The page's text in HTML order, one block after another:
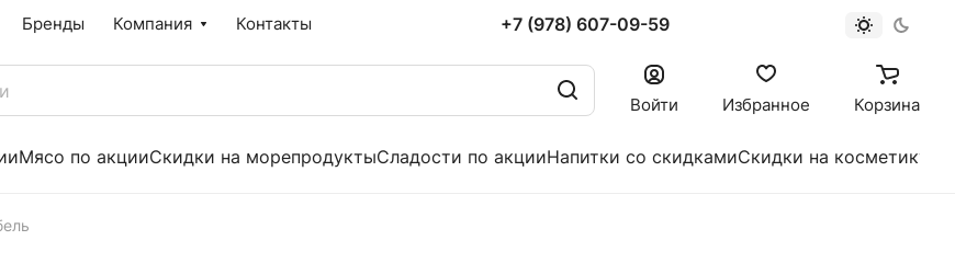
Бренды Компания Контакты +7 (978) 607-09-59
Войти Избранное Корзина
Мясо по акцииСкидки на морепродуктыСладости по акцииНапитки со скидкамиСкидки на косметику